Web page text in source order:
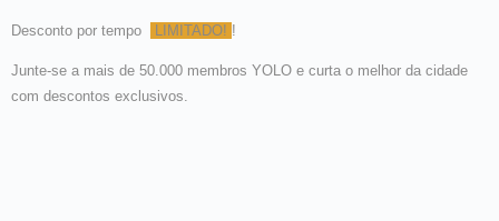
Desconto por tempo LIMITADO! !
Junte-se a mais de 50.000 membros YOLO e curta o melhor da cidade
com descontos exclusivos.